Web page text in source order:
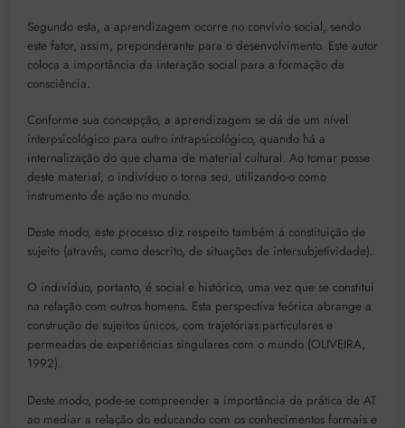
Segundo esta, a aprendizagem ocorre no convívio social, sendo
este fator, assim, preponderante para o desenvolvimento. Este autor
coloca a importância da interação social para a formação da
consciência.
Conforme sua concepção, a aprendizagem se dá de um nível
interpsicológico para outro intrapsicológico, quando há a
internalização do que chama de material cultural. Ao tomar posse
deste material, o indivíduo o torna seu, utilizando-o como
instrumento de ação no mundo.
Deste modo, este processo diz respeito também á constituição de
sujeito (através, como descrito, de situações de intersubjetividade).
O indivíduo, portanto, é social e histórico, uma vez que se constitui
na relação com outros homens. Esta perspectiva teórica abrange a
construção de sujeitos únicos, com trajetórias particulares e
permeadas de experiências singulares com o mundo (OLIVEIRA,
1992).
Deste modo, pode-se compreender a importância da prática de AT
ao mediar a relação do educando com os conhecimentos formais e